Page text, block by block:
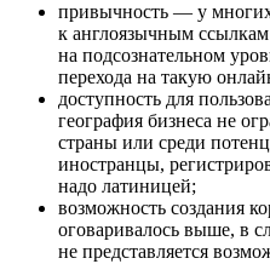
привычность — у многих
к англоязычным
на подсознательном
перехода на такую
доступность для
география бизнеса не
страны или среди
иностранцы,
надо латиницей;
возможность создания
оговаривалось выше, в
не представляется